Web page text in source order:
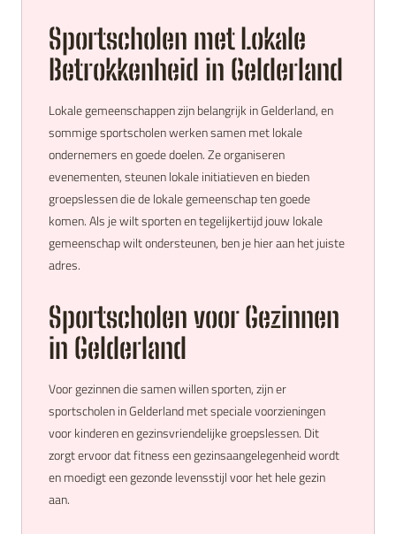
Sportscholen met Lokale
Betrokkenheid in Gelderland
Lokale gemeenschappen zijn belangrijk in Gelderland, en
sommige sportscholen werken samen met lokale
ondernemers en goede doelen. Ze organiseren
evenementen, steunen lokale initiatieven en bieden
groepslessen die de lokale gemeenschap ten goede
komen. Als je wilt sporten en tegelijkertijd jouw lokale
gemeenschap wilt ondersteunen, ben je hier aan het juiste
adres.
Sportscholen voor Gezinnen
in Gelderland
Voor gezinnen die samen willen sporten, zijn er
sportscholen in Gelderland met speciale voorzieningen
voor kinderen en gezinsvriendelijke groepslessen. Dit
zorgt ervoor dat fitness een gezinsaangelegenheid wordt
en moedigt een gezonde levensstijl voor het hele gezin
aan.